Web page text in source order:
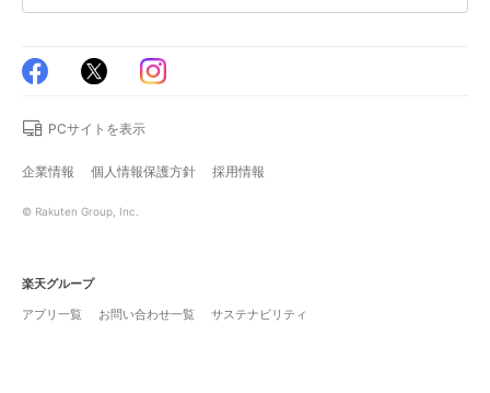
PCサイトを表示
企業情報 個人情報保護方針 採用情報
© Rakuten Group, Inc.
楽天グループ
アプリ一覧
お問い合わせ一覧 サステナビリティ